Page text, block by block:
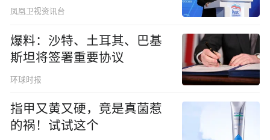
凤凰卫视资讯台
爆料：沙特、土耳其、巴基
斯坦将签署重要协议
环球时报
指甲又黄又硬，竟是真菌惹
的祸！试试这个